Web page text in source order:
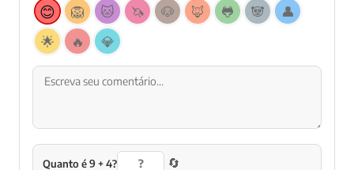
😊 🦁 🐱 🦄 🐶 🦊 🐸 🐼
👤
🌟
🔥 💎
Quanto é 9 + 4? 🔄